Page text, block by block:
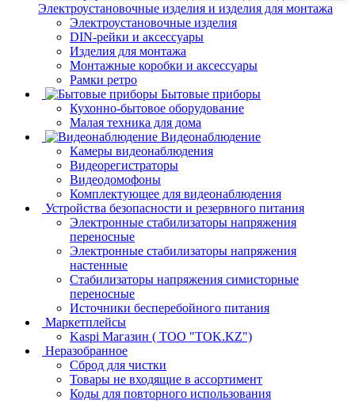
Электроустановочные изделия и изделия для монтажа
Электроустановочные изделия
DIN-рейки и аксессуары
Изделия для монтажа
Монтажные коробки и аксессуары
Рамки ретро
Бытовые приборы
Кухонно-бытовое оборудование
Малая техника для дома
Видеонаблюдение
Камеры видеонаблюдения
Видеорегистраторы
Видеодомофоны
Комплектующее для видеонаблюдения
Устройства безопасности и резервного питания
Электронные стабилизаторы напряжения
переносные
Электронные стабилизаторы напряжения
настенные
Стабилизаторы напряжения симисторные
переносные
Источники бесперебойного питания
Маркетплейсы
Kaspi Магазин ( ТОО "TOK.KZ")
Неразобранное
Сброд для чистки
Товары не входящие в ассортимент
Коды для повторного использования